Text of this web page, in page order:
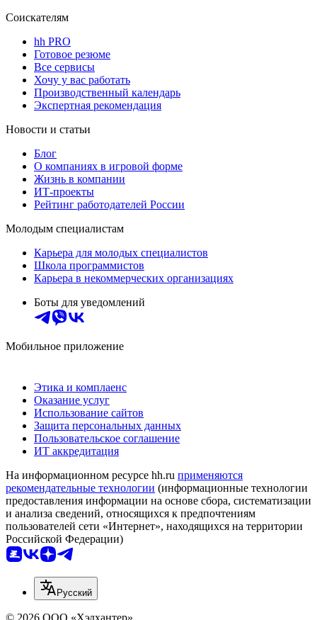
Соискателям
hh PRO
Готовое резюме
Все сервисы
Хочу у вас работать
Производственный календарь
Экспертная рекомендация
Новости и статьи
Блог
О компаниях в игровой форме
Жизнь в компании
ИТ-проекты
Рейтинг работодателей России
Молодым специалистам
Карьера для молодых специалистов
Школа программистов
Карьера в некоммерческих организациях
Боты для уведомлений
Мобильное приложение
Этика и комплаенс
Оказание услуг
Использование сайтов
Защита персональных данных
Пользовательское соглашение
ИТ аккредитация
На информационном ресурсе hh.ru применяются
рекомендательные технологии (информационные технологии
предоставления информации на основе сбора, систематизации
и анализа сведений, относящихся к предпочтениям
пользователей сети «Интернет», находящихся на территории
Российской Федерации)
Русский
© 2026 ООО «Хэдхантер»